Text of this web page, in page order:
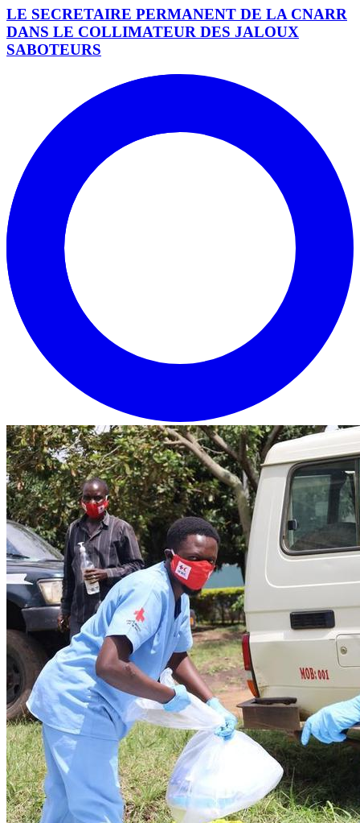
LE SECRETAIRE PERMANENT DE LA CNARR
DANS LE COLLIMATEUR DES JALOUX
SABOTEURS